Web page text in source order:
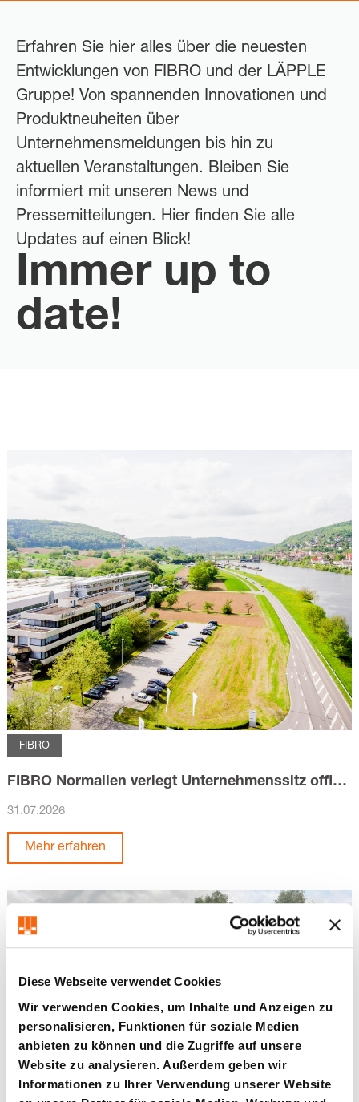
Diese Webseite verwendet Cookies
Wir verwenden Cookies, um Inhalte und Anzeigen zu
personalisieren, Funktionen für soziale Medien
anbieten zu können und die Zugriffe auf unsere
Website zu analysieren. Außerdem geben wir
Informationen zu Ihrer Verwendung unserer Website
Erfahren Sie hier alles über die neuesten
Entwicklungen von FIBRO und der LÄPPLE
Gruppe! Von spannenden Innovationen und
Produktneuheiten über
Unternehmensmeldungen bis hin zu
aktuellen Veranstaltungen. Bleiben Sie
informiert mit unseren News und
Pressemitteilungen. Hier finden Sie alle
Updates auf einen Blick!
Immer up to
date!
FIBRO
FIBRO Normalien verlegt Unternehmenssitz offiziell nach Haßmersheim
31.07.2026
Mehr erfahren